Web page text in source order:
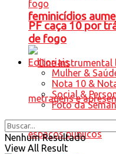
feminicídios
PF caça 10 por
de fogo
Editoriais
Mulher &
Nota 10 &
Social &
Foto da
Nenhum Resultado
View All Result